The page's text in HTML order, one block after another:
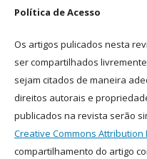
Política de Acesso
Os artigos pulicados nesta
ser compartilhados
sejam citados de maneira
direitos autorais e
publicados na revista serão
Creative Commons Attribution
compartilhamento do artigo